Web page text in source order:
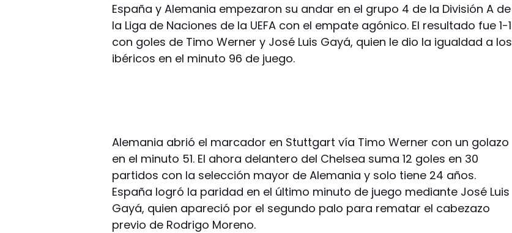
España y Alemania empezaron su andar en el grupo 4 de la División A de
la Liga de Naciones de la UEFA con el empate agónico. El resultado fue 1-1
con goles de Timo Werner y José Luis Gayá, quien le dio la igualdad a los
ibéricos en el minuto 96 de juego.
Alemania abrió el marcador en Stuttgart vía Timo Werner con un golazo
en el minuto 51. El ahora delantero del Chelsea suma 12 goles en 30
partidos con la selección mayor de Alemania y solo tiene 24 años.
España logró la paridad en el último minuto de juego mediante José Luis
Gayá, quien apareció por el segundo palo para rematar el cabezazo
previo de Rodrigo Moreno.